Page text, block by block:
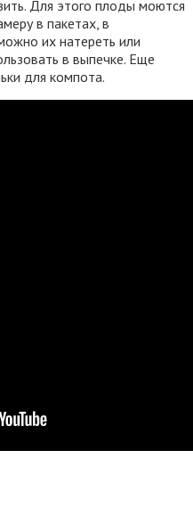
Для этого плоды моются
в пакетах, в
их натереть или
в выпечке. Еще
для компота.